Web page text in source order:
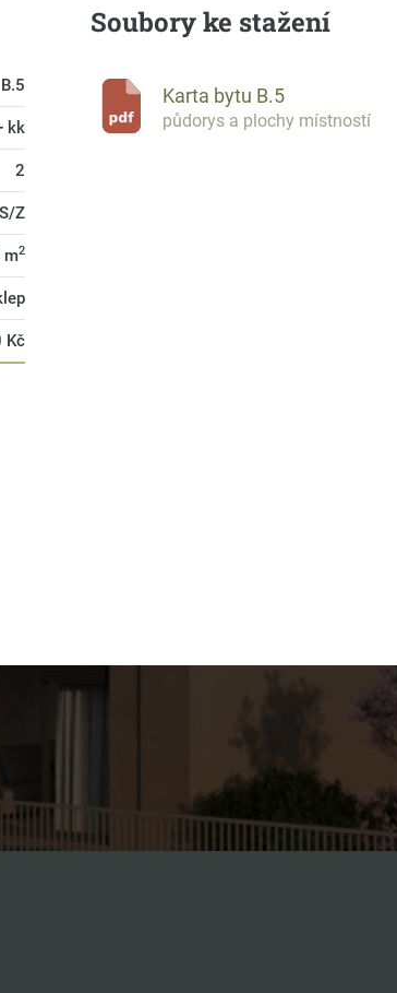
B.5
kk
2
S/Z
m2
Kč
Soubory ke stažení
Karta bytu B.5
půdorys a plochy místností